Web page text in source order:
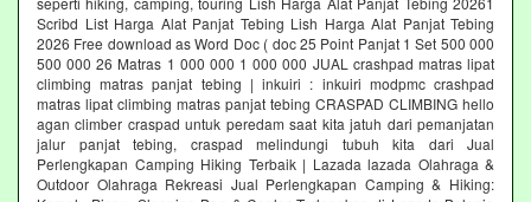
Scribd List Harga Alat Panjat Tebing Lish Harga Alat Panjat Tebing
2026 Free download as Word Doc ( doc 25 Point Panjat 1 Set 500 000
500 000 26 Matras 1 000 000 1 000 000 JUAL crashpad matras lipat
climbing matras panjat tebing | inkuiri : inkuiri modpmc crashpad
matras lipat climbing matras panjat tebing CRASPAD CLIMBING hello
agan climber craspad untuk peredam saat kita jatuh dari pemanjatan
jalur panjat tebing, craspad melindungi tubuh kita dari Jual
Perlengkapan Camping Hiking Terbaik | Lazada lazada Olahraga &
Outdoor Olahraga Rekreasi Jual Perlengkapan Camping & Hiking: